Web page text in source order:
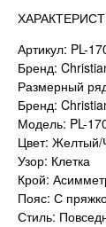
Артикул: PL-
Бренд:
Размерный
Бренд:
Модель: PL-
Цвет:
Узор: Клетка
Крой:
Пояс: С
Стиль: